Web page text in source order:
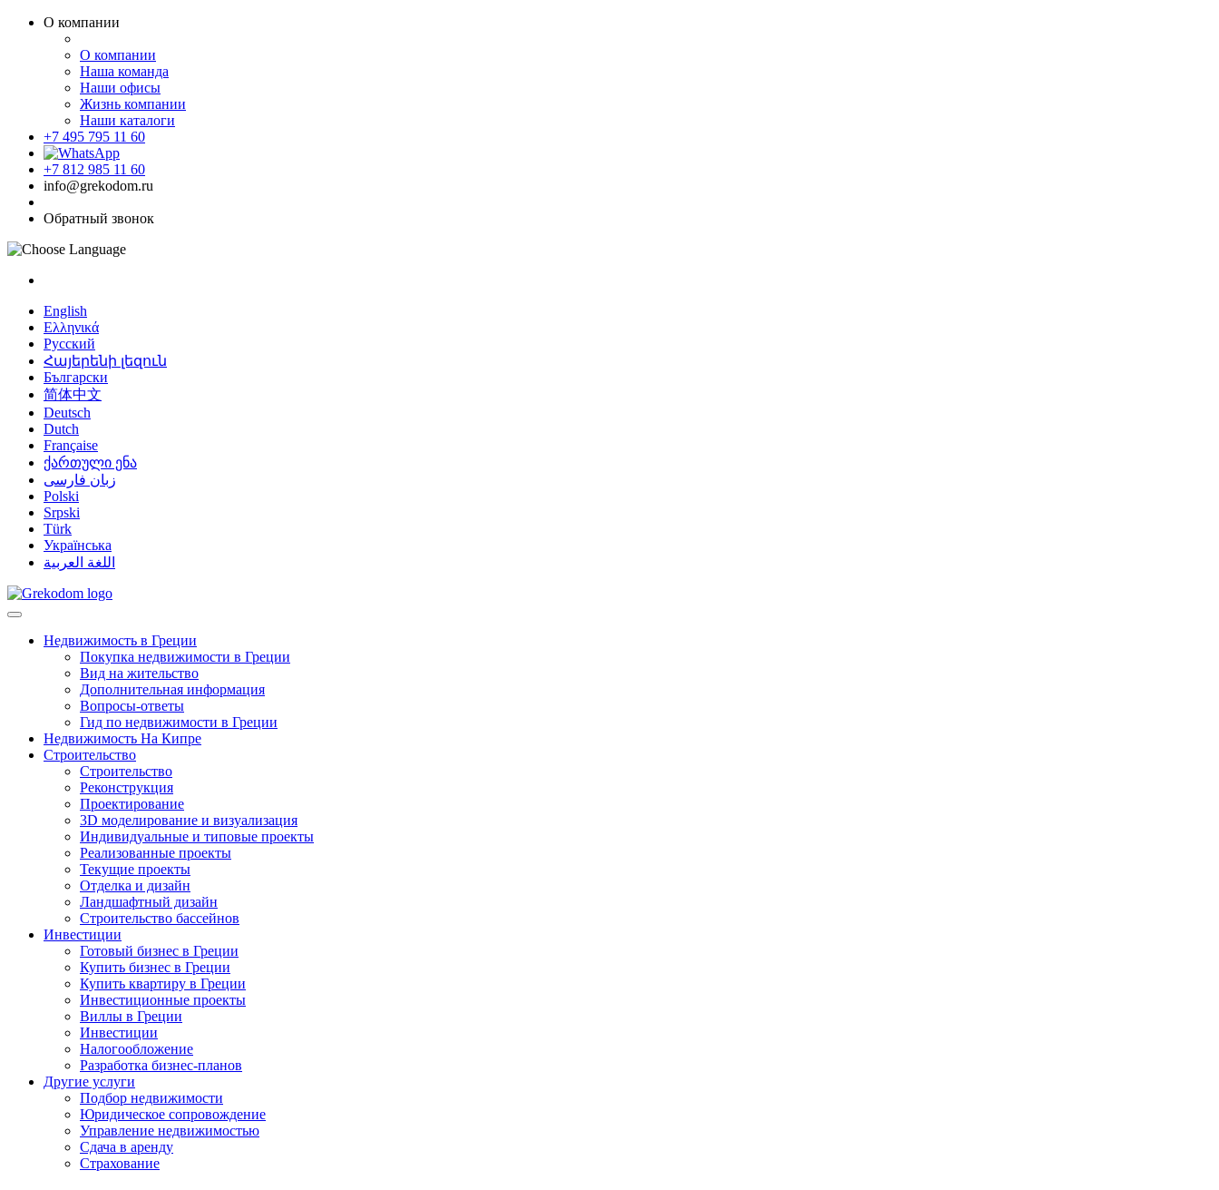
О компании
О компании
Наша команда
Наши офисы
Жизнь компании
Наши каталоги
+7 495 795 11 60
+7 812 985 11 60
info@grekodom.ru
Обратный звонок
English
Ελληνικά
Русский
Հայերենի լեզուն
Български
简体中文
Deutsch
Dutch
Française
ქართული ენა
زبان فارسی
Polski
Srpski
Türk
Українська
اللغة العربية
Недвижимость в Греции
Покупка недвижимости в Греции
Вид на жительство
Дополнительная информация
Вопросы-ответы
Гид по недвижимости в Греции
Недвижимость На Кипре
Строительство
Строительство
Реконструкция
Проектирование
3D моделирование и визуализация
Индивидуальные и типовые проекты
Реализованные проекты
Текущие проекты
Отделка и дизайн
Ландшафтный дизайн
Строительство бассейнов
Инвестиции
Готовый бизнес в Греции
Купить бизнес в Греции
Купить квартиру в Греции
Инвестиционные проекты
Виллы в Греции
Инвестиции
Налогообложение
Разработка бизнес-планов
Другие услуги
Подбор недвижимости
Юридическое сопровождение
Управление недвижимостью
Сдача в аренду
Страхование